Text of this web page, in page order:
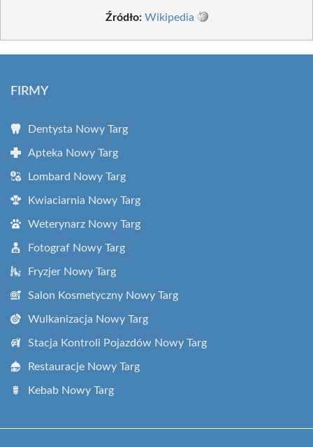
Źródło: Wikipedia
FIRMY
Dentysta Nowy Targ
Apteka Nowy Targ
Lombard Nowy Targ
Kwiaciarnia Nowy Targ
Weterynarz Nowy Targ
Fotograf Nowy Targ
Fryzjer Nowy Targ
Salon Kosmetyczny Nowy Targ
Wulkanizacja Nowy Targ
Stacja Kontroli Pojazdów Nowy Targ
Restauracje Nowy Targ
Kebab Nowy Targ